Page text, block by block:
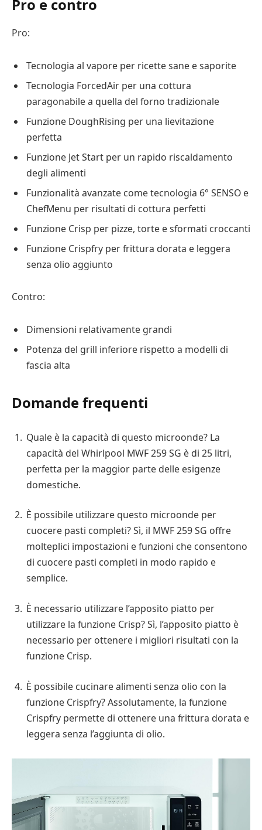
Pro e contro
Pro:
Tecnologia al vapore per ricette sane e saporite
Tecnologia ForcedAir per una cottura
paragonabile a quella del forno tradizionale
Funzione DoughRising per una lievitazione
perfetta
Funzione Jet Start per un rapido riscaldamento
degli alimenti
Funzionalità avanzate come tecnologia 6° SENSO e
ChefMenu per risultati di cottura perfetti
Funzione Crisp per pizze, torte e sformati croccanti
Funzione Crispfry per frittura dorata e leggera
senza olio aggiunto
Contro:
Dimensioni relativamente grandi
Potenza del grill inferiore rispetto a modelli di
fascia alta
Domande frequenti
Quale è la capacità di questo microonde? La
capacità del Whirlpool MWF 259 SG è di 25 litri,
perfetta per la maggior parte delle esigenze
domestiche.
È possibile utilizzare questo microonde per
cuocere pasti completi? Sì, il MWF 259 SG offre
molteplici impostazioni e funzioni che consentono
di cuocere pasti completi in modo rapido e
semplice.
È necessario utilizzare l’apposito piatto per
utilizzare la funzione Crisp? Sì, l’apposito piatto è
necessario per ottenere i migliori risultati con la
funzione Crisp.
È possibile cucinare alimenti senza olio con la
funzione Crispfry? Assolutamente, la funzione
Crispfry permette di ottenere una frittura dorata e
leggera senza l’aggiunta di olio.